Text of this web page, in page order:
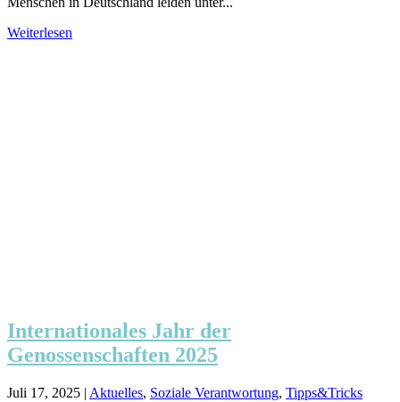
Weiterlesen
Internationales Jahr der
Genossenschaften 2025
Juli 17, 2025 | Aktuelles, Soziale Verantwortung, Tipps&Tricks